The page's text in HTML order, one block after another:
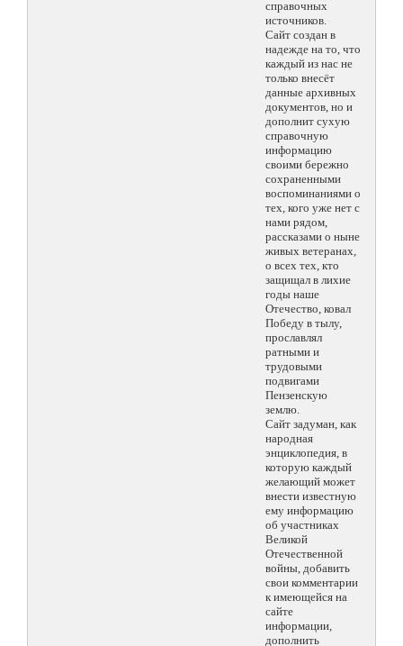
справочных
источников.
Сайт создан в
надежде на то, что
каждый из нас не
только внесёт
данные архивных
документов, но и
дополнит сухую
справочную
информацию
своими бережно
сохраненными
воспоминаниями о
тех, кого уже нет с
нами рядом,
рассказами о ныне
живых ветеранах,
о всех тех, кто
защищал в лихие
годы наше
Отечество, ковал
Победу в тылу,
прославлял
ратными и
трудовыми
подвигами
Пензенскую
землю.
Сайт задуман, как
народная
энциклопедия, в
которую каждый
желающий может
внести известную
ему информацию
об участниках
Великой
Отечественной
войны, добавить
свои комментарии
к имеющейся на
сайте
информации,
дополнить